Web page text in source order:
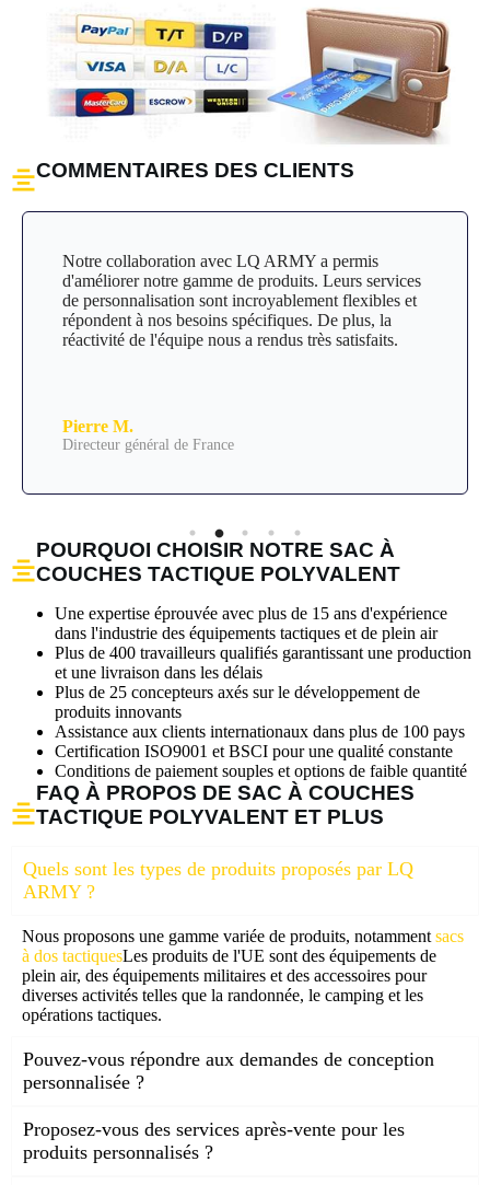
COMMENTAIRES DES CLIENTS
Notre collaboration avec LQ ARMY a permis
d'améliorer notre gamme de produits. Leurs services
de personnalisation sont incroyablement flexibles et
répondent à nos besoins spécifiques. De plus, la
réactivité de l'équipe nous a rendus très satisfaits.
Pierre M.
Directeur général de France
POURQUOI CHOISIR NOTRE SAC À
COUCHES TACTIQUE POLYVALENT
Une expertise éprouvée avec plus de 15 ans d'expérience
dans l'industrie des équipements tactiques et de plein air
Plus de 400 travailleurs qualifiés garantissant une production
et une livraison dans les délais
Plus de 25 concepteurs axés sur le développement de
produits innovants
Assistance aux clients internationaux dans plus de 100 pays
Certification ISO9001 et BSCI pour une qualité constante
Conditions de paiement souples et options de faible quantité
FAQ À PROPOS DE SAC À COUCHES
TACTIQUE POLYVALENT ET PLUS
Quels sont les types de produits proposés par LQ
ARMY ?
Nous proposons une gamme variée de produits, notamment sacs
à dos tactiquesLes produits de l'UE sont des équipements de
plein air, des équipements militaires et des accessoires pour
diverses activités telles que la randonnée, le camping et les
opérations tactiques.
Pouvez-vous répondre aux demandes de conception
personnalisée ?
Proposez-vous des services après-vente pour les
produits personnalisés ?